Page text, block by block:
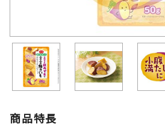
商品特長